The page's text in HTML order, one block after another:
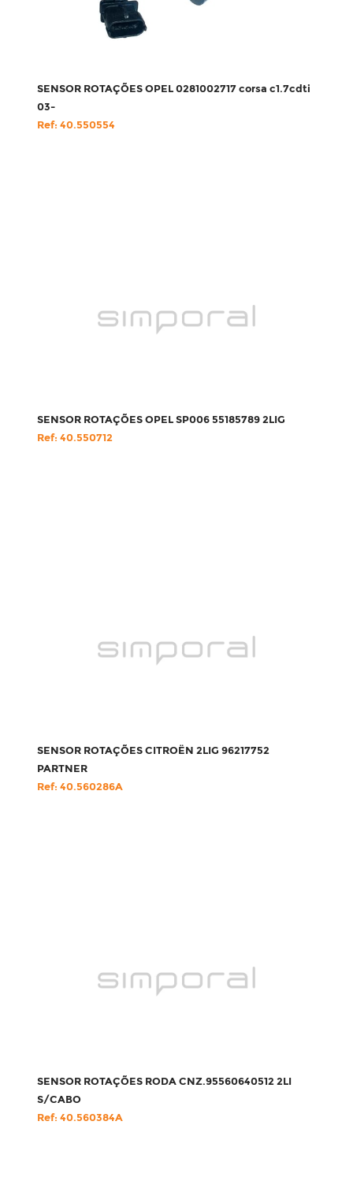
SENSOR ROTAÇÕES OPEL 0281002717 corsa c1.7cdti
03-
Ref: 40.550554
SENSOR ROTAÇÕES OPEL SP006 55185789 2LIG
Ref: 40.550712
SENSOR ROTAÇÕES CITROËN 2LIG 96217752
PARTNER
Ref: 40.560286A
SENSOR ROTAÇÕES RODA CNZ.95560640512 2LI
S/CABO
Ref: 40.560384A